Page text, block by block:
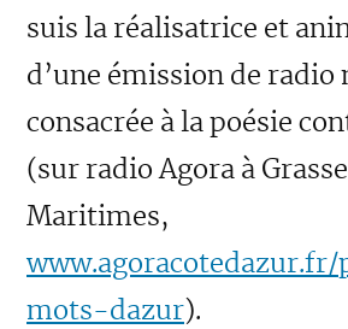
suis la réalisatrice et
d’une émission de radio
consacrée à la poésie
(sur radio Agora à
Maritimes,
mots-dazur).